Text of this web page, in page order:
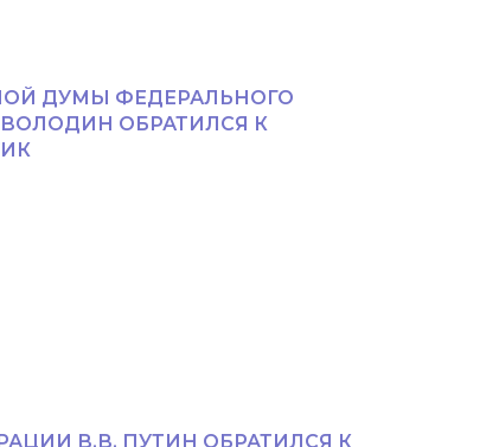
ДУМЫ ФЕДЕРАЛЬНОГО
ОБРАТИЛСЯ К
В.В. ПУТИН ОБРАТИЛСЯ К